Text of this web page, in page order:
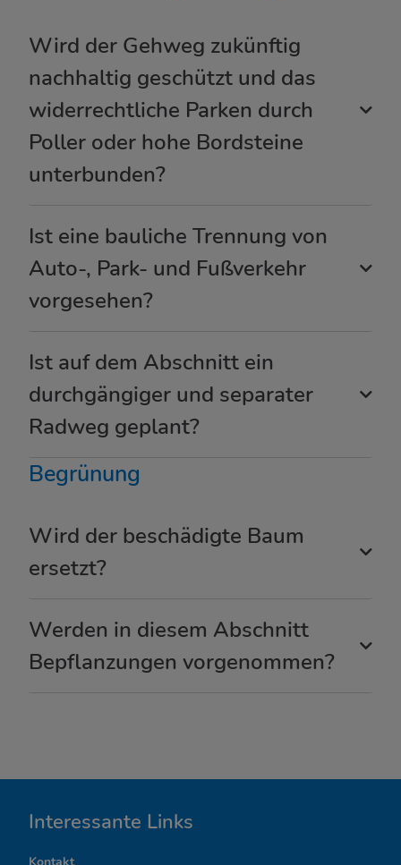
Wird der Gehweg zukünftig
nachhaltig geschützt und das
widerrechtliche Parken durch
Poller oder hohe Bordsteine
unterbunden?
Ist eine bauliche Trennung von
Auto-, Park- und Fußverkehr
vorgesehen?
Ist auf dem Abschnitt ein
durchgängiger und separater
Radweg geplant?
Begrünung
Wird der beschädigte Baum
ersetzt?
Werden in diesem Abschnitt
Bepflanzungen vorgenommen?
I
n
Interessante Links
Kontakt